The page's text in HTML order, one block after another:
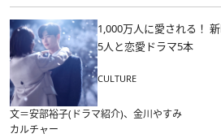
1,000万人に愛される！
5人と恋愛ドラマ5本
CULTURE
文＝安部裕子(ドラマ紹介)、金川やすみ
カルチャー